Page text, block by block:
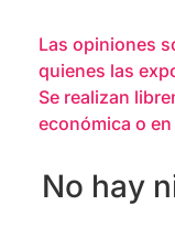
Las opiniones
quienes las
Se realizan
económica o
No hay